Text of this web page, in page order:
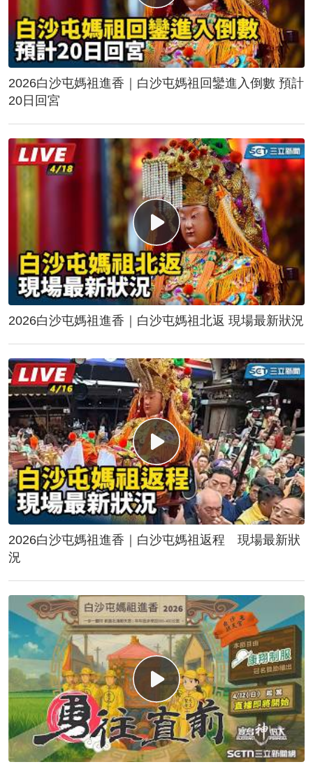
2026白沙屯媽祖進香｜白沙屯媽祖回鑾進入倒數 預計
20日回宮
2026白沙屯媽祖進香｜白沙屯媽祖北返 現場最新狀況
2026白沙屯媽祖進香｜白沙屯媽祖返程 現場最新狀
況